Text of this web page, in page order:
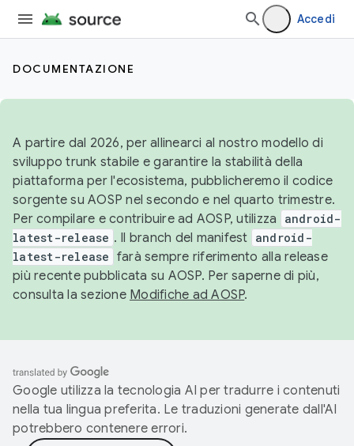
Accedi
DOCUMENTAZIONE
A partire dal 2026, per allinearci al nostro modello di
sviluppo trunk stabile e garantire la stabilità della
piattaforma per l'ecosistema, pubblicheremo il codice
sorgente su AOSP nel secondo e nel quarto trimestre.
Per compilare e contribuire ad AOSP, utilizza
android-
latest-release . Il branch del manifest android-
latest-release farà sempre riferimento alla release
più recente pubblicata su AOSP. Per saperne di più,
consulta la sezione Modifiche ad AOSP.
Google utilizza la tecnologia AI per tradurre i contenuti
nella tua lingua preferita. Le traduzioni generate dall'AI
potrebbero contenere errori.